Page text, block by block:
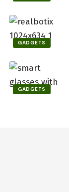
GADGETS
GADGETS